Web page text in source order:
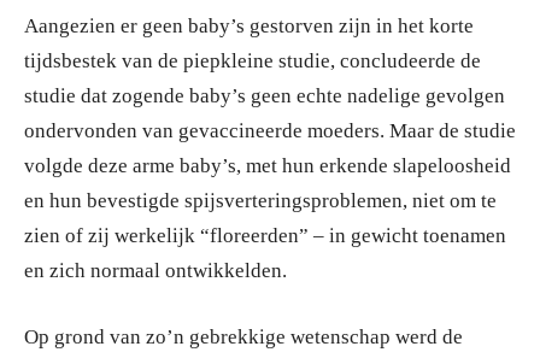
Aangezien er geen baby’s gestorven zijn in het korte
tijdsbestek van de piepkleine studie, concludeerde de
studie dat zogende baby’s geen echte nadelige gevolgen
ondervonden van gevaccineerde moeders. Maar de studie
volgde deze arme baby’s, met hun erkende slapeloosheid
en hun bevestigde spijsverteringsproblemen, niet om te
zien of zij werkelijk “floreerden” – in gewicht toenamen
en zich normaal ontwikkelden.
Op grond van zo’n gebrekkige wetenschap werd de